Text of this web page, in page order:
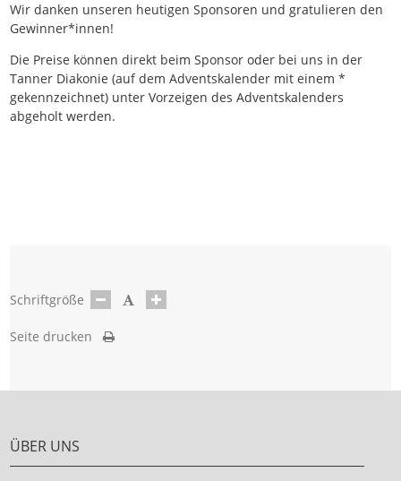
Wir danken unseren heutigen Sponsoren und gratulieren den
Gewinner*innen!
Die Preise können direkt beim Sponsor oder bei uns in der
Tanner Diakonie (auf dem Adventskalender mit einem *
gekennzeichnet) unter Vorzeigen des Adventskalenders
abgeholt werden.
Schriftgröße
Seite drucken
ÜBER UNS